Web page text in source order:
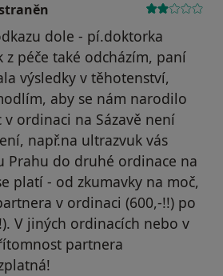
dole - pí.doktorka
z péče také odcházím, paní
výsledky v těhotenství,
aby se nám narodilo
ordinaci na Sázavě není
např.na ultrazvuk vás
Prahu do druhé ordinace na
platí - od zkumavky na moč,
v ordinaci (600,-!!) po
V jiných ordinacích nebo v
partnera